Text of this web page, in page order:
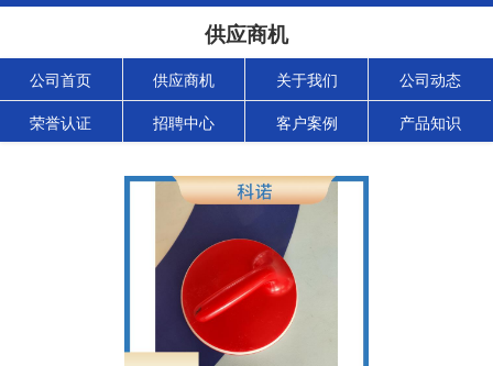
供应商机
公司首页 供应商机 关于我们 公司动态
荣誉认证 招聘中心 客户案例 产品知识